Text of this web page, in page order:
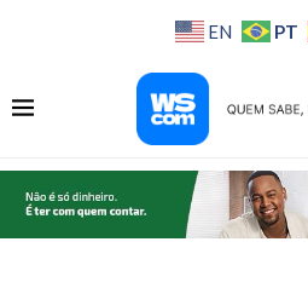
EN PT